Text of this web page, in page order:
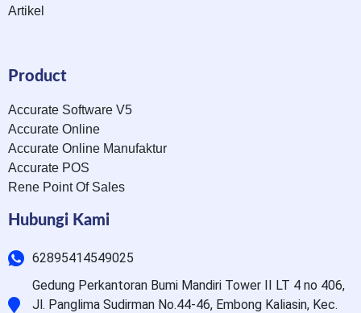
Artikel
Product
Accurate Software V5
Accurate Online
Accurate Online Manufaktur
Accurate POS
Rene Point Of Sales
Hubungi Kami
62895414549025
Gedung Perkantoran Bumi Mandiri Tower II LT 4 no 406,
Jl. Panglima Sudirman No.44-46, Embong Kaliasin, Kec.